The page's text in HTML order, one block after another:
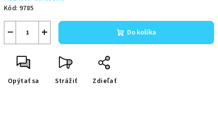
Kód: 9785
+
− Do košíka
Opýtať sa Strážiť Zdieľať